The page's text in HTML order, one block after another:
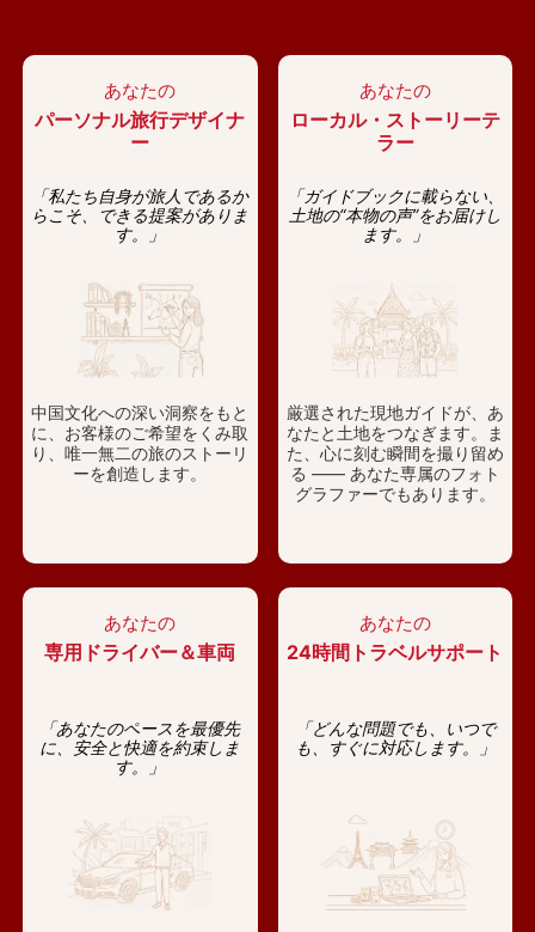
あなたの
パーソナル旅行デザイナ
ー
「私たち自身が旅人であるか
らこそ、できる提案がありま
す。」
中国文化への深い洞察をもと
に、お客様のご希望をくみ取
り、唯一無二の旅のストーリ
ーを創造します。
あなたの
ローカル・ストーリーテ
ラー
「ガイドブックに載らない、
土地の“本物の声”をお届けし
ます。」
厳選された現地ガイドが、あ
なたと土地をつなぎます。ま
た、心に刻む瞬間を撮り留め
る —— あなた専属のフォト
グラファーでもあります。
あなたの
専用ドライバー＆車両
「あなたのペースを最優先
に、安全と快適を約束しま
す。」
あなたの
24時間トラベルサポート
「どんな問題でも、いつで
も、すぐに対応します。」